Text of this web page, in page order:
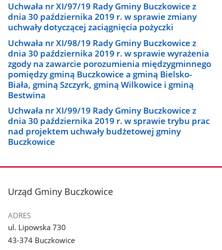
Uchwała nr XI/97/19 Rady Gminy Buczkowice z
dnia 30 października 2019 r. w sprawie zmiany
uchwały dotyczącej zaciągnięcia pożyczki
Uchwała nr XI/98/19 Rady Gminy Buczkowice z
dnia 30 października 2019 r. w sprawie wyrażenia
zgody na zawarcie porozumienia międzygminnego
pomiędzy gminą Buczkowice a gminą Bielsko-
Biała, gminą Szczyrk, gminą Wilkowice i gminą
Bestwina
Uchwała nr XI/99/19 Rady Gminy Buczkowice z
dnia 30 października 2019 r. w sprawie trybu prac
nad projektem uchwały budżetowej gminy
Buczkowice
stopka
Urząd Gminy Buczkowice
ADRES
ul. Lipowska 730
43-374 Buczkowice